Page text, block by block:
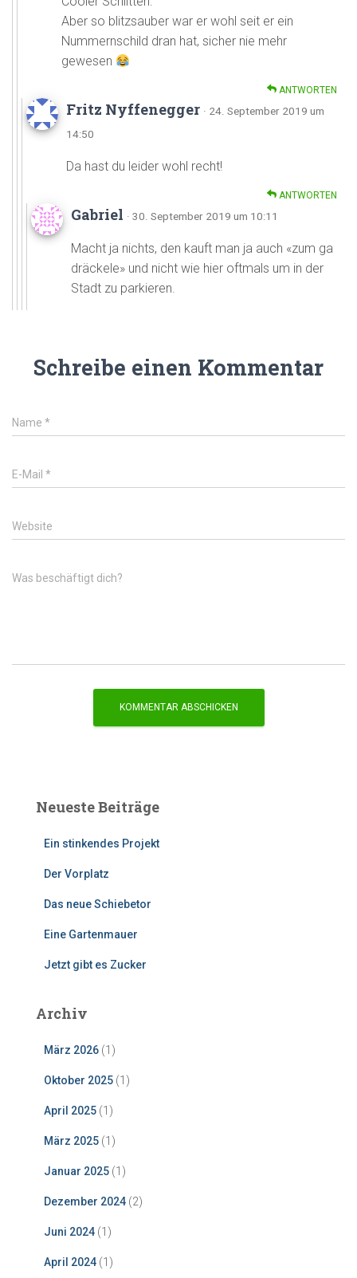
Aber so blitzsauber war er wohl seit er ein
Nummernschild dran hat, sicher nie mehr
gewesen
ANTWORTEN
Fritz Nyffenegger · 24. September 2019 um
14:50
Da hast du leider wohl recht!
ANTWORTEN
Gabriel · 30. September 2019 um 10:11
Macht ja nichts, den kauft man ja auch «zum ga
dräckele» und nicht wie hier oftmals um in der
Stadt zu parkieren.
Schreibe einen Kommentar
Name *
E-Mail *
Website
Was beschäftigt dich?
Neueste Beiträge
Ein stinkendes Projekt
Der Vorplatz
Das neue Schiebetor
Eine Gartenmauer
Jetzt gibt es Zucker
Archiv
März 2026 (1)
Oktober 2025 (1)
April 2025 (1)
März 2025 (1)
Januar 2025 (1)
Dezember 2024 (2)
Juni 2024 (1)
April 2024 (1)